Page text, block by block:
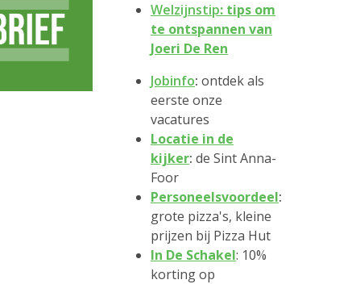
Welzijnstip: tips om
te ontspannen van
Joeri De Ren
Jobinfo: ontdek als
eerste onze
vacatures
Locatie in de
kijker: de Sint Anna-
Foor
Personeelsvoordeel:
grote pizza's, kleine
prijzen bij Pizza Hut
In De Schakel: 10%
korting op